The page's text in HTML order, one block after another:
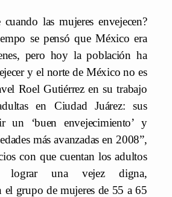
cuando las mujeres envejecen?
se pensó que México era
pero hoy la población ha
y el norte de México no es
Roel Gutiérrez en su trabajo
en Ciudad Juárez: sus
un ‘buen envejecimiento’ y
más avanzadas en 2008”,
con que cuentan los adultos
lograr una vejez digna,
el grupo de mujeres de 55 a 65